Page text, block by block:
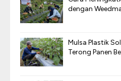
dengan
Mulsa Plastik
Terong Panen